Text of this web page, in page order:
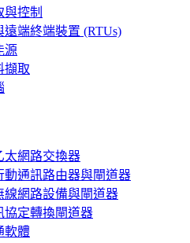
與控制
遠端終端裝置 (RTUs)
源
擷取
太網路交換器
動通訊路由器與閘道器
線網路設備與閘道器
協定轉換閘道器
軟體